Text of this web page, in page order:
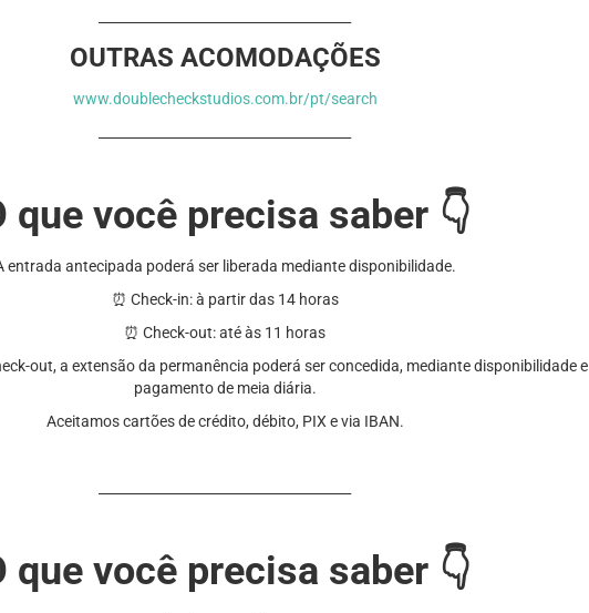
OUTRAS ACOMODAÇÕES
www.doublecheckstudios.com.br/pt/search
que você precisa saber 👇
entrada antecipada poderá ser liberada mediante disponibilidade.
⏰ Check-in: à partir das 14 horas
⏰ Check-out: até às 11 horas
out, a extensão da permanência poderá ser concedida, mediantedisponibilidade e
pagamento de meia diária.
Aceitamos cartões de crédito, débito, PIX e via IBAN.
que você precisa saber 👇